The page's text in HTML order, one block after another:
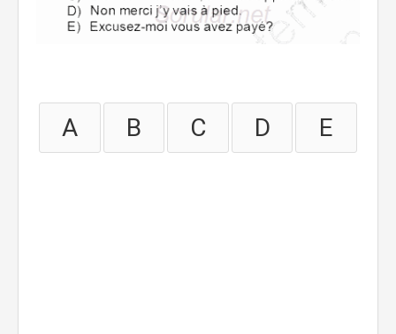
A B C D E